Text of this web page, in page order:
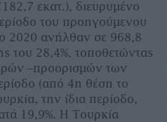
εκατ.), διευρυμένο
του προηγούμενου
2020 ανήλθαν σε 968,8
του 28,4%, τοποθετώντας
–προορισμών των
(από 4η θέση το
την ίδια περίοδο,
19,9%. Η Τουρκία